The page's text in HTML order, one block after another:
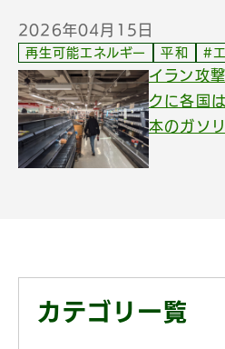
2026年04月15日
再生可能エネルギー 平和 #
イラン攻
クに各国
本のガソ
カテゴリ一覧